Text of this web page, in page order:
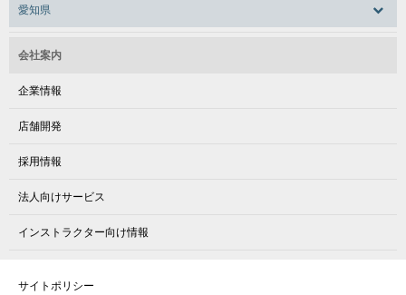
愛知県
会社案内
企業情報
店舗開発
採用情報
法人向けサービス
インストラクター向け情報
サイトポリシー